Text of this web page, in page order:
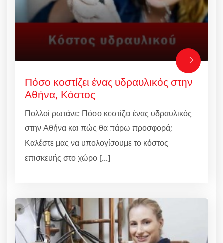
Πόσο κοστίζει ένας υδραυλικός στην
Αθήνα, Κόστος
Πολλοί ρωτάνε: Πόσο κοστίζει ένας υδραυλικός
στην Αθήνα και πώς θα πάρω προσφορά;
Καλέστε μας να υπολογίσουμε το κόστος
επισκευής στο χώρο [...]